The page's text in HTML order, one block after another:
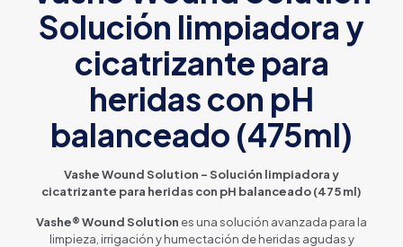
Solución limpiadora y
cicatrizante para
heridas con pH
balanceado (475ml)
Vashe Wound Solution – Solución limpiadora y
cicatrizante para heridas con pH balanceado (475 ml)
Vashe® Wound Solution es una solución avanzada para la
limpieza, irrigación y humectación de heridas agudas y